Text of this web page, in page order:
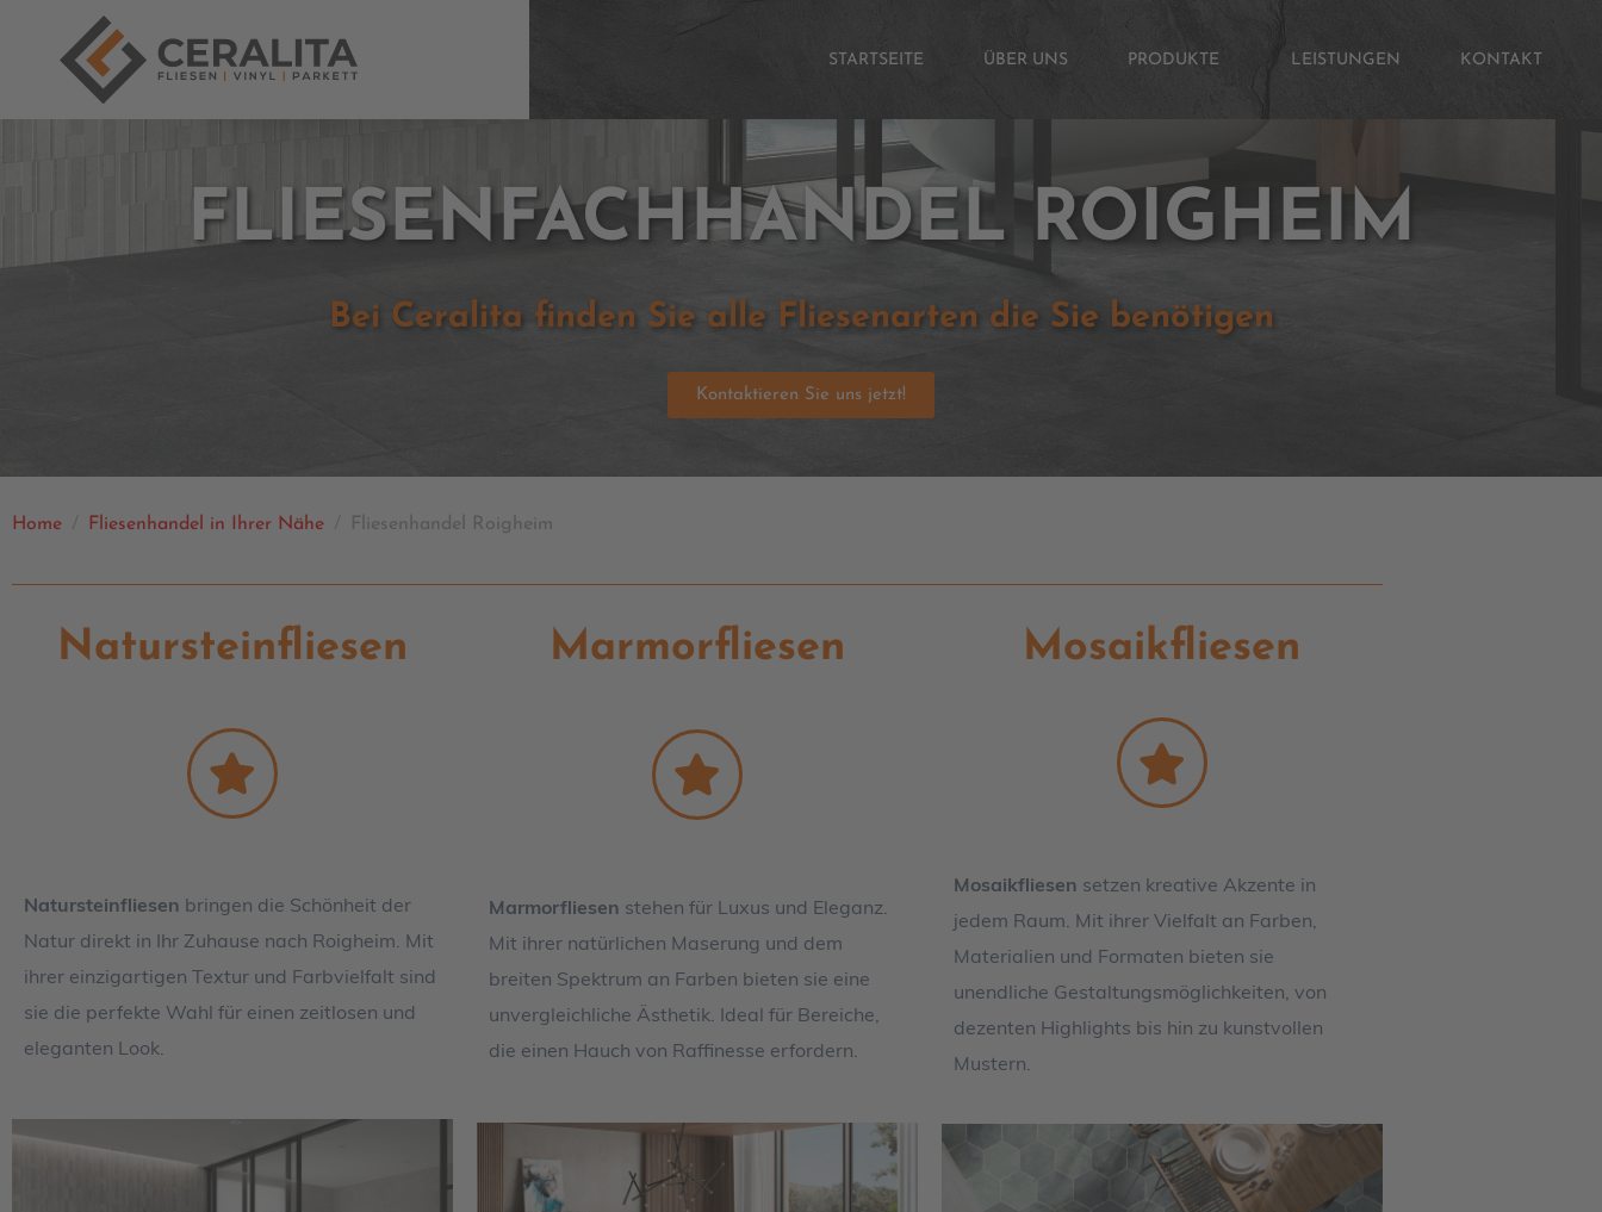
STARTSEITE ÜBER UNS PRODUKTE LEISTUNGEN KONTAKT
FLIESENFACHHANDEL ROIGHEIM
Bei Ceralita finden Sie alle Fliesenarten die Sie benötigen
Kontaktieren Sie uns jetzt!
Home Fliesenhandel in Ihrer Nähe Fliesenhandel Roigheim
Natursteinfliesen
Natursteinfliesen bringen die Schönheit der
Natur direkt in Ihr Zuhause nach Roigheim. Mit
ihrer einzigartigen Textur und Farbvielfalt sind
sie die perfekte Wahl für einen zeitlosen und
eleganten Look.
Marmorfliesen
Marmorfliesen stehen für Luxus und Eleganz.
Mit ihrer natürlichen Maserung und dem
breiten Spektrum an Farben bieten sie eine
unvergleichliche Ästhetik. Ideal für Bereiche,
die einen Hauch von Raffinesse erfordern.
Mosaikfliesen
Mosaikfliesen setzen kreative Akzente in
jedem Raum. Mit ihrer Vielfalt an Farben,
Materialien und Formaten bieten sie
unendliche Gestaltungsmöglichkeiten, von
dezenten Highlights bis hin zu kunstvollen
Mustern.